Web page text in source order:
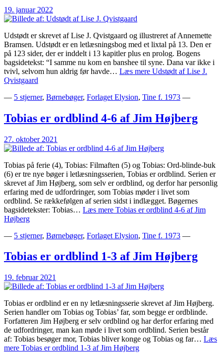
19. januar 2022
Udstødt er skrevet af Lise J. Qvistgaard og illustreret af Annemette
Bramsen. Udstødt er en letlæsningsbog med et lixtal på 13. Den er
på 123 sider, der er inddelt i 13 kapitler plus en prolog. Bogens
bagsidetekst: “I samme nu kom en banshee til syne. Dana var ikke i
tvivl, selvom hun aldrig før havde… Læs mere Udstødt af Lise J.
Qvistgaard
— 5 stjerner, Børnebøger, Forlaget Elysion, Tine f. 1973 —
Tobias er ordblind 4-6 af Jim Højberg
27. oktober 2021
Tobias på ferie (4), Tobias: Filmaften (5) og Tobias: Ord-blinde-buk
(6) er tre nye bøger i letlæsningsserien, Tobias er ordblind. Serien er
skrevet af Jim Højberg, som selv er ordblind, og derfor har personlig
erfaring med de udfordringer, som Tobias møder i livet som
ordblind. Se rækkefølgen af serien sidst i indlægget. Bøgernes
bagsidetekster: Tobias… Læs mere Tobias er ordblind 4-6 af Jim
Højberg
— 5 stjerner, Børnebøger, Forlaget Elysion, Tine f. 1973 —
Tobias er ordblind 1-3 af Jim Højberg
19. februar 2021
Tobias er ordblind er en ny letlæsningsserie skrevet af Jim Højberg.
Serien handler om Tobias og Tobias’ far, som begge er ordblinde.
Forfatteren Jim Højberg er selv ordblind og har derfor erfaring med
de udfordringer, man kan møde i livet som ordblind. Serien består
af: Tobias besøger mor, Tobias bliver konge og Tobias og far… Læs
mere Tobias er ordblind 1-3 af Jim Højberg